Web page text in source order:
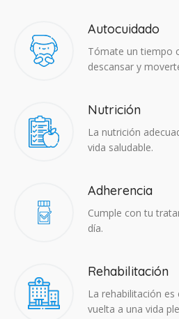
Autocuidado
Tómate un tiempo
descansar y
Nutrición
La nutrición
vida saludable.
Adherencia​
Cumple con tu
día.
Rehabilitación
La rehabilitación
vuelta a una vida